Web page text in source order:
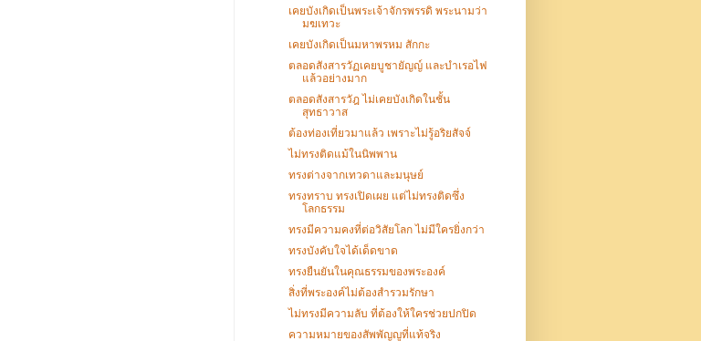
เคยบังเกิดเป็นพระเจ้าจักรพรรดิ พระนามว่า
มฆเทวะ
เคยบังเกิดเป็นมหาพรหม สักกะ
ตลอดสังสารวัฏเคยบูชายัญญ์ และบำเรอไฟ
แล้วอย่างมาก
ตลอดสังสารวัฎ ไม่เคยบังเกิดในชั้น
สุทธาวาส
ต้องท่องเที่ยวมาแล้ว เพราะไม่รู้อริยสัจจ์
ไม่ทรงติดแม้ในนิพพาน
ทรงต่างจากเทวดาและมนุษย์
ทรงทราบ ทรงเปิดเผย แต่ไม่ทรงติดซึ่ง
โลกธรรม
ทรงมีความคงที่ต่อวิสัยโลก ไม่มีใครยิ่งกว่า
ทรงบังคับใจได้เด็ดขาด
ทรงยืนยันในคุณธรรมของพระองค์
สิ่งที่พระองค์ไม่ต้องสำรวมรักษา
ไม่ทรงมีความลับ ที่ต้องให้ใครช่วยปกปิด
ความหมายของสัพพัญญูที่แท้จริง